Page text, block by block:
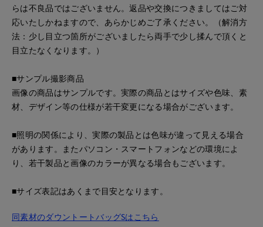
らは不良品ではございません。返品や交換につきましてはご対
応いたしかねますので、あらかじめご了承ください。（解消方
法：少し目立つ箇所がございましたら両手で少し揉んで頂くと
目立たなくなります。）
■サンプル撮影商品
画像の商品はサンプルです。実際の商品とはサイズや色味、素
材、デザイン等の仕様が若干変更になる場合がございます。
■照明の関係により、実際の製品とは色味が違って見える場合
があります。またパソコン・スマートフォンなどの環境によ
り、若干製品と画像のカラーが異なる場合もございます。
■サイズ表記はあくまで目安となります。
同素材のダウントートバッグSはこちら